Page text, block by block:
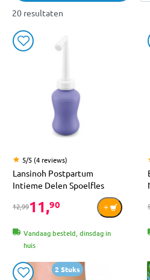
20 resultaten
5/5 (4 reviews)
Lansinoh Postpartum
Intieme Delen Spoelfles
12,9911,90
Vandaag besteld, dinsdag in
huis
2 Stuks